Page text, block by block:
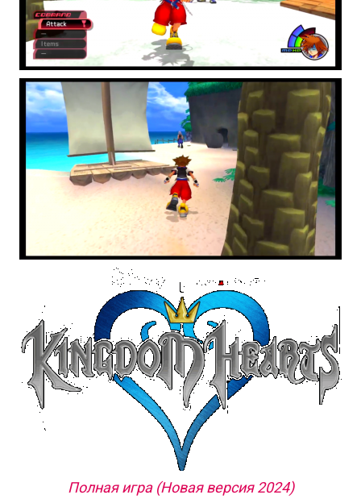
Полная игра (Новая версия 2024)